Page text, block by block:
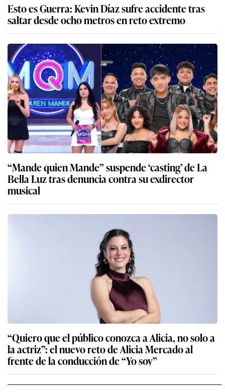
Esto es Guerra: Kevin Díaz sufre accidente tras
saltar desde ocho metros en reto extremo
“Mande quien Mande” suspende ‘casting’ de La
Bella Luz tras denuncia contra su exdirector
musical
“Quiero que el público conozca a Alicia, no solo a
la actriz”: el nuevo reto de Alicia Mercado al
frente de la conducción de “Yo soy”